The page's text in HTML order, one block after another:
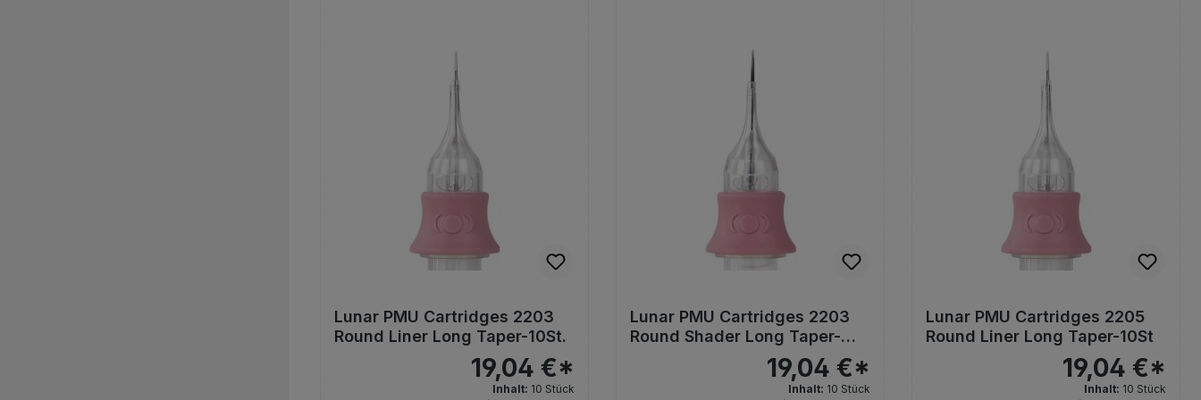
Lunar PMU Cartridges 2203
Round Liner Long Taper-10St.
19,04 €*
Inhalt: 10 Stück
Lunar PMU Cartridges 2203
Round Shader Long Taper-
19,04 €*
Inhalt: 10 Stück
Lunar PMU Cartridges 2205
Round Liner Long Taper-10St
19,04 €*
Inhalt: 10 Stück